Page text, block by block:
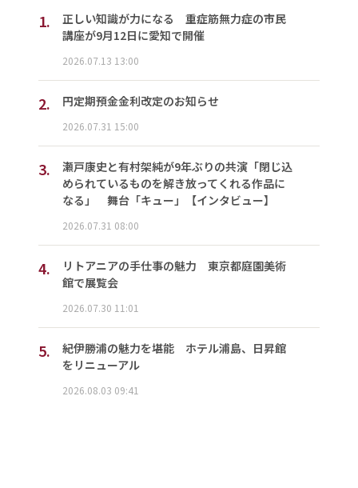
1.
正しい知識が力になる 重症筋無力症の市民
講座が9月12日に愛知で開催
2026.07.13 13:00
2. 円定期預金金利改定のお知らせ
2026.07.31 15:00
3.
瀬戸康史と有村架純が9年ぶりの共演「閉じ込
められているものを解き放ってくれる作品に
なる」 舞台「キュー」【インタビュー】
2026.07.31 08:00
4.
リトアニアの手仕事の魅力 東京都庭園美術
館で展覧会
2026.07.30 11:01
5.
紀伊勝浦の魅力を堪能 ホテル浦島、日昇館
をリニューアル
2026.08.03 09:41